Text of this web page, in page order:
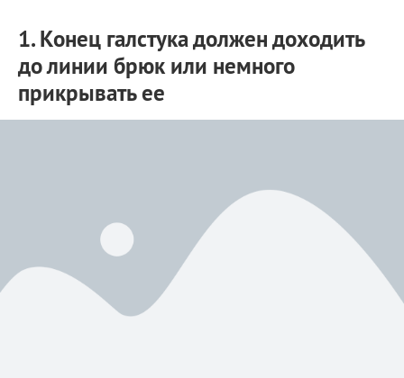
1. Конец галстука должен доходить
до линии брюк или немного
прикрывать ее